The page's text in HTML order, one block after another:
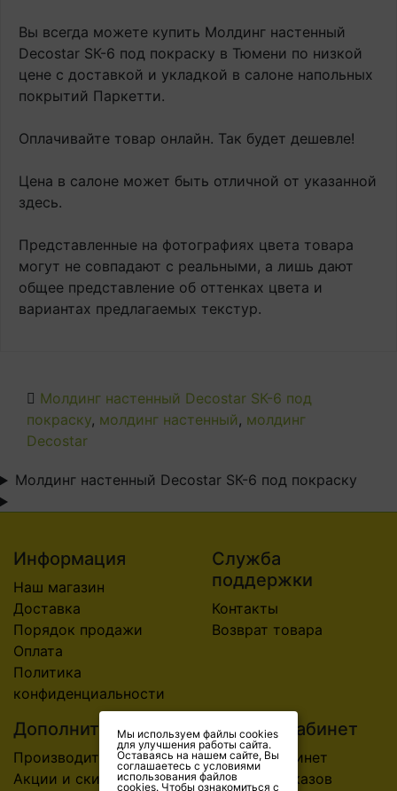
Вы всегда можете купить Молдинг настенный
Decostar SК-6 под покраску в Тюмени по низкой
цене с доставкой и укладкой в салоне напольных
покрытий Паркетти.
Оплачивайте товар онлайн. Так будет дешевле!
Цена в салоне может быть отличной от указанной
здесь.
Представленные на фотографиях цвета товара
могут не совпадают с реальными, а лишь дают
общее представление об оттенках цвета и
вариантах предлагаемых текстур.
Молдинг настенный Decostar SК-6 под
покраску, молдинг настенный, молдинг
Decostar
Молдинг настенный Decostar SК-6 под покраску
Мы используем файлы cookies
для улучшения работы сайта.
Оставаясь на нашем сайте, Вы
соглашаетесь с условиями
использования файлов
cookies. Чтобы ознакомиться с
Информация
Наш магазин
Доставка
Порядок продажи
Оплата
Политика
конфиденциальности
Служба
поддержки
Контакты
Возврат товара
Дополнительно
Производители
Акции и скидки
Личный Кабинет
Личный Кабинет
История заказов